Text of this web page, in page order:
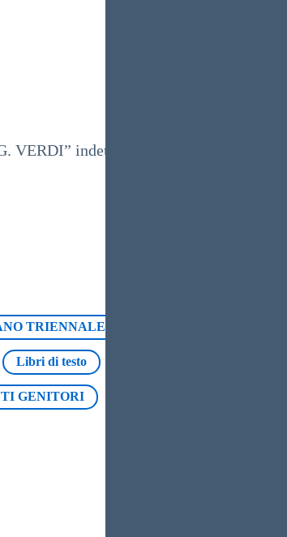
indetto dall’ISTITUTO
TRIENNALE OFFERTA FORMATIVA
Libri di testo
GENITORI